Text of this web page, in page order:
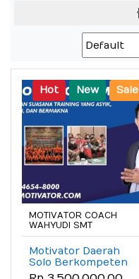
Hot New Sale
MOTIVATOR COACH
WAHYUDI SMT
Motivator Daerah
Solo Berkompeten
& Berpengalaman!,